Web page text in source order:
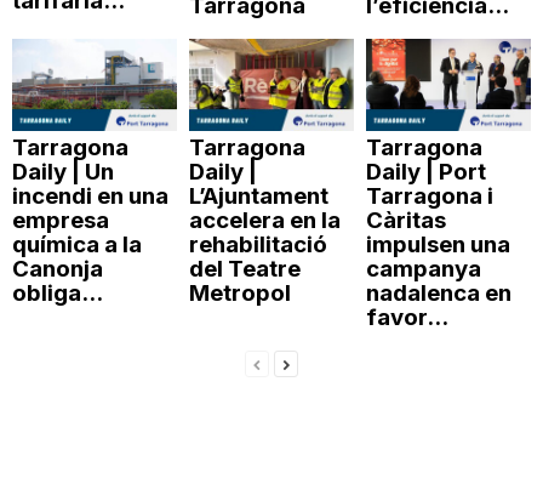
Tarragona
Daily | Un
incendi en una
empresa
química a la
Canonja
obliga...
Tarragona
Daily |
L’Ajuntament
accelera en la
rehabilitació
del Teatre
Metropol
Tarragona
Daily | Port
Tarragona i
Càritas
impulsen una
campanya
nadalenca en
favor...